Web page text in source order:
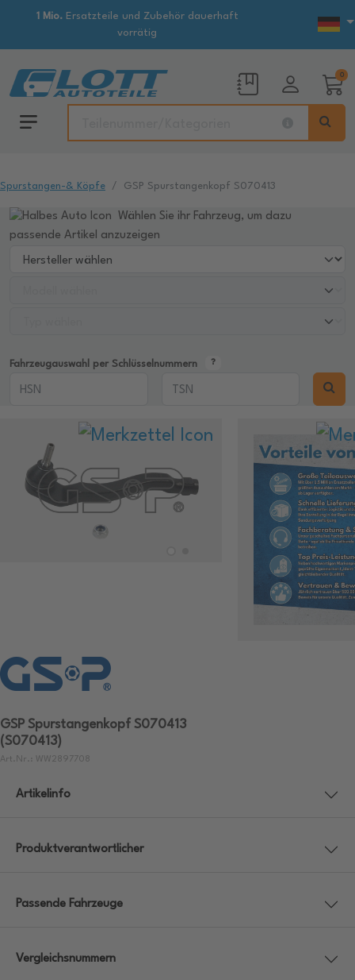
1 Mio.Ersatzteile und Zubehör dauerhaft
vorrätig
0
Spurstangen-& Köpfe GSP Spurstangenkopf S070413
Wählen Sie ihr Fahrzeug, um dazu
passende Artikel anzuzeigen
Fahrzeugauswahl per Schlüsselnummern
GSP Spurstangenkopf S070413
(S070413)
Art.Nr.: WW2897708
Artikelinfo
Produktverantwortlicher
Passende Fahrzeuge
Vergleichsnummern